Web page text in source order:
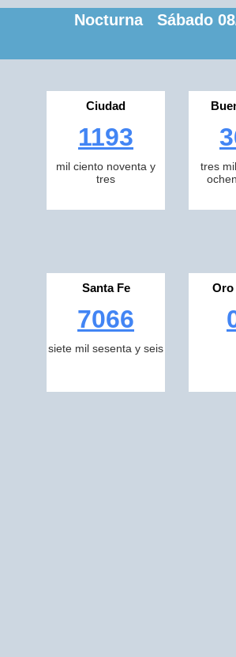
Nocturna Sábado
Ciudad
1193
mil ciento noventa y
tres
tres
Santa Fe
7066
siete mil sesenta y seis
Oro